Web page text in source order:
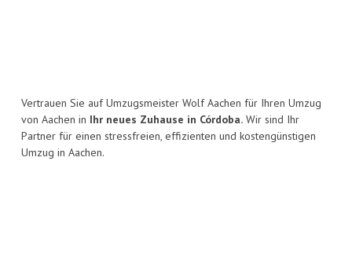
Vertrauen Sie auf Umzugsmeister Wolf Aachen für Ihren Umzug
von Aachen in Ihr neues Zuhause in Córdoba. Wir sind Ihr
Partner für einen stressfreien, effizienten und kostengünstigen
Umzug in Aachen.